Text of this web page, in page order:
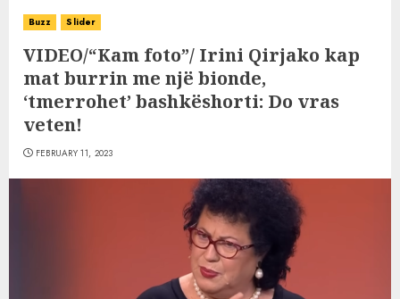
Buzz Slider
VIDEO/“Kam foto”/ Irini Qirjako kap
mat burrin me një bionde,
‘tmerrohet’ bashkëshorti: Do vras
veten!
FEBRUARY 11, 2023